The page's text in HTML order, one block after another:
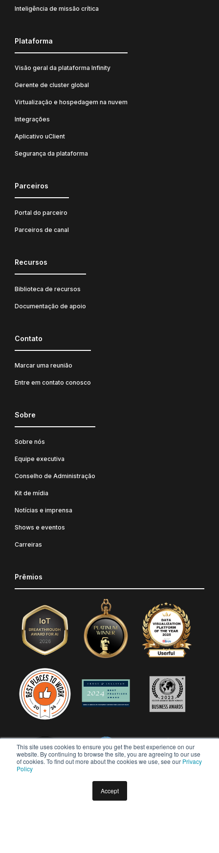
This site uses cookies to ensure you get the best experience on our
website. By continuing to browse the site, you are agreeing to our use
of cookies. To find out more about the cookies we use, see our Privacy
Policy
Accept
Inteligência de missão crítica
Plataforma
Visão geral da plataforma Infinity
Gerente de cluster global
Virtualização e hospedagem na nuvem
Integrações
Aplicativo uClient
Segurança da plataforma
Parceiros
Portal do parceiro
Parceiros de canal
Recursos
Biblioteca de recursos
Documentação de apoio
Contato
Marcar uma reunião
Entre em contato conosco
Sobre
Sobre nós
Equipe executiva
Conselho de Administração
Kit de mídia
Notícias e imprensa
Shows e eventos
Carreiras
Prêmios